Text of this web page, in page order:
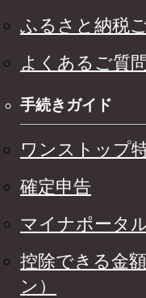
ふるさと納税
よくあるご質問
手続きガイド
ワンストップ
確定申告
マイナポータ
控除できる金
ン）